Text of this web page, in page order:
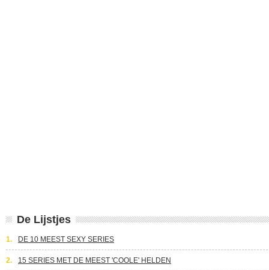
De Lijstjes
1. DE 10 MEEST SEXY SERIES
2. 15 SERIES MET DE MEEST 'COOLE' HELDEN